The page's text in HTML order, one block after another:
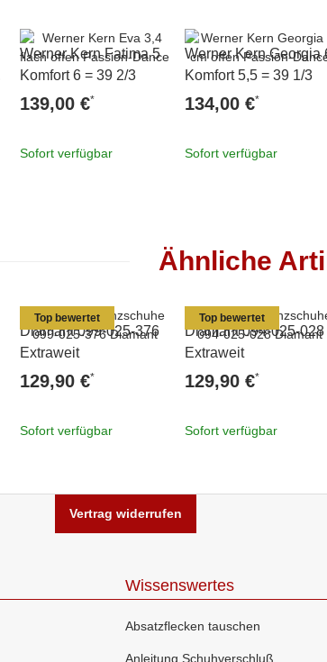
Werner Kern Fatima 5
Komfort 6 = 39 2/3
139,00 €*
Sofort verfügbar
Werner Kern Georgia
Komfort 5,5 = 39 1/3
134,00 €*
Sofort verfügbar
Ähnliche
Top bewertet
Diamant 099-025-376
Extraweit
129,90 €*
Sofort verfügbar
Top bewertet
Diamant 094-025-028
Extraweit
129,90 €*
Sofort verfügbar
Vertrag widerrufen
Wissenswertes
Absatzflecken tauschen
Anleitung Schuhverschluß